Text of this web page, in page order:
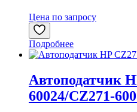
Цена по запросу
Подробнее
Автоподатчик
60024/CZ271-